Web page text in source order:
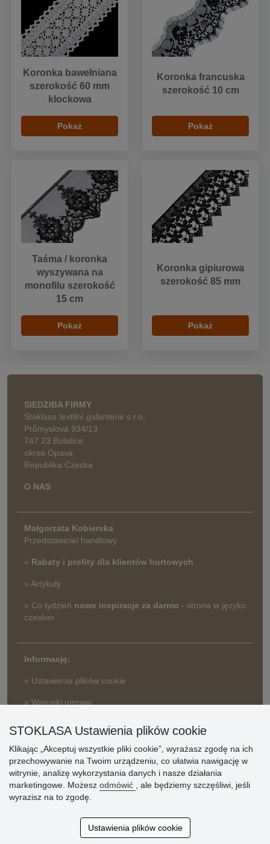
Koronka bawełniana
szerokość 60 mm
klockowa
Pokaż
Koronka francuska
szerokość 10 cm
Pokaż
Taśma / koronka
wyszywana na
monofilu szerokość
15 cm
Pokaż
Koronka gipiurowa
szerokość 85 mm
Pokaż
SIEDZIBA FIRMY
Stoklasa textilní galanterie s.r.o.
Průmyslová 934/13
747 23 Bolatice
okres Opava
Republika Czeska
O NAS
Małgorzata Kobierska
Przedstawiciel handlowy
» Rabaty i profity dla klientów hurtowych
» Artykuły
» Co tydzień nowe inspiracje za darmo - strona w języku
czeskim
Informację:
» Ustawienia plików cookie
» Warunki umowy
» Sposób dostawy i płatności
» Reklamacje
» Dlaczego należy się zarejestrować?
» Najczęściej zadawane pytania
STOKLASA Ustawienia plików cookie
Klikając „Akceptuj wszystkie pliki cookie”, wyrażasz zgodę na ich
przechowywanie na Twoim urządzeniu, co ułatwia nawigację w
witrynie, analizę wykorzystania danych i nasze działania
marketingowe. Możesz odmówić
, ale będziemy szczęśliwi, jeśli
wyrazisz na to zgodę.
Ustawienia plików cookie